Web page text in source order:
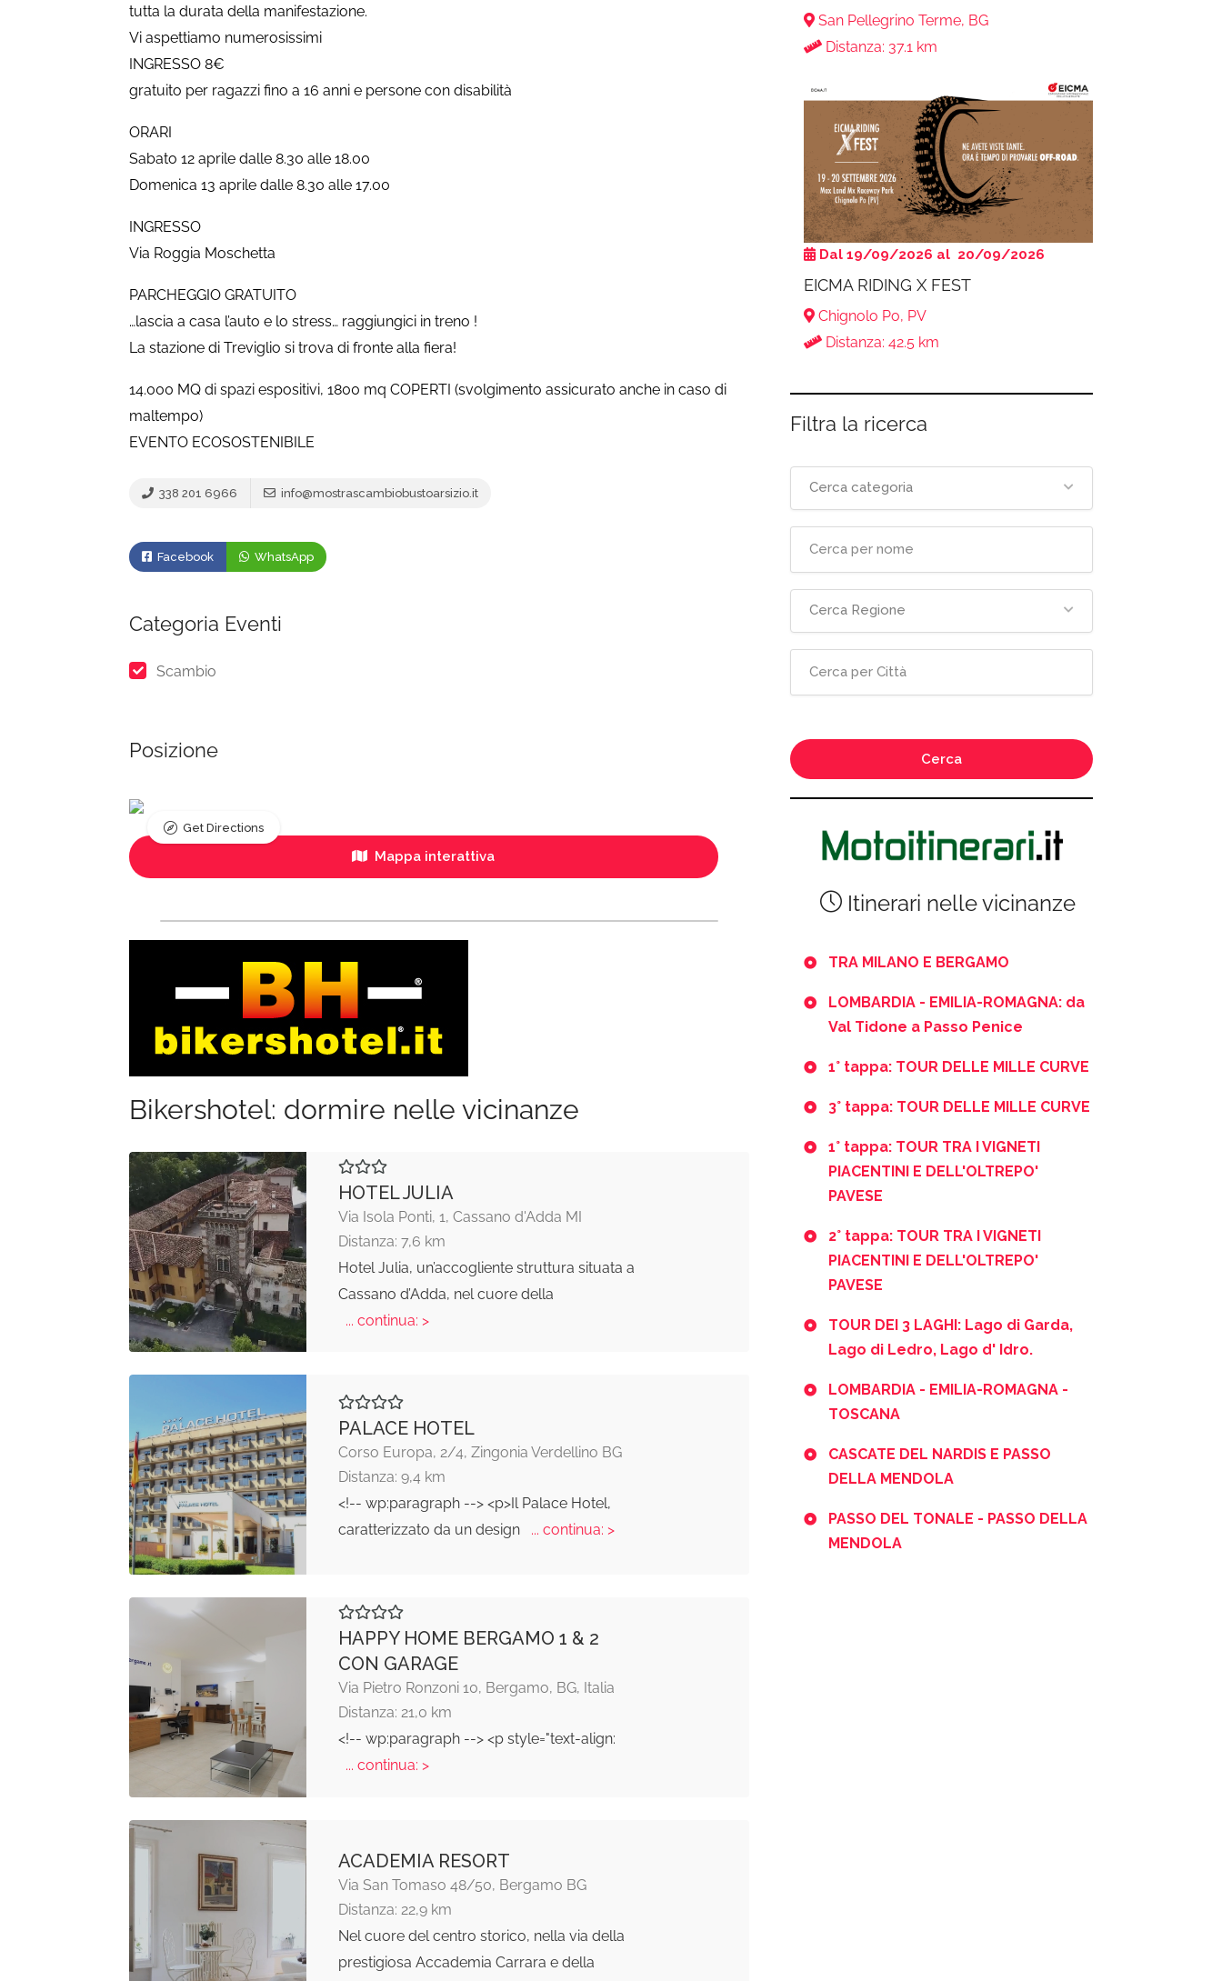
tutta la durata della manifestazione.
Vi aspettiamo numerosissimi
INGRESSO 8€
gratuito per ragazzi fino a 16 anni e persone con disabilità
ORARI
Sabato 12 aprile dalle 8.30 alle 18.00
Domenica 13 aprile dalle 8.30 alle 17.00
INGRESSO
Via Roggia Moschetta
PARCHEGGIO GRATUITO
…lascia a casa l’auto e lo stress… raggiungici in treno !
La stazione di Treviglio si trova di fronte alla fiera!
14.000 MQ di spazi espositivi, 1800 mq COPERTI (svolgimento assicurato anche in caso di
maltempo)
EVENTO ECOSOSTENIBILE
338 201 6966 info@mostrascambiobustoarsizio.it
Facebook WhatsApp
Categoria Eventi
Scambio
Posizione
Mappa interattiva
Get Directions
Bikershotel: dormire nelle vicinanze
HOTEL JULIA
Via Isola Ponti, 1, Cassano d'Adda MI
Distanza: 7,6 km
Hotel Julia, un’accogliente struttura situata a
Cassano d’Adda, nel cuore della
... continua: >
PALACE HOTEL
Corso Europa, 2/4, Zingonia Verdellino BG
Distanza: 9,4 km
<!-- wp:paragraph --> <p>Il Palace Hotel,
caratterizzato da un design
... continua: >
HAPPY HOME BERGAMO 1 & 2
CON GARAGE
Via Pietro Ronzoni 10, Bergamo, BG, Italia
Distanza: 21,0 km
<!-- wp:paragraph --> <p style="text-align:
... continua: >
ACADEMIA RESORT
Via San Tomaso 48/50, Bergamo BG
Distanza: 22,9 km
Nel cuore del centro storico, nella via della
prestigiosa Accademia Carrara e della
San Pellegrino Terme, BG
Distanza: 37.1 km
Dal 19/09/2026 al 20/09/2026
EICMA RIDING X FEST
Chignolo Po, PV
Distanza: 42.5 km
Filtra la ricerca
Cerca categoria
Cerca Regione
Cerca
Itinerari nelle vicinanze
TRA MILANO E BERGAMO
LOMBARDIA - EMILIA-ROMAGNA: da
Val Tidone a Passo Penice
1° tappa: TOUR DELLE MILLE CURVE
3° tappa: TOUR DELLE MILLE CURVE
1° tappa: TOUR TRA I VIGNETI
PIACENTINI E DELL'OLTREPO'
PAVESE
2° tappa: TOUR TRA I VIGNETI
PIACENTINI E DELL'OLTREPO'
PAVESE
TOUR DEI 3 LAGHI: Lago di Garda,
Lago di Ledro, Lago d' Idro.
LOMBARDIA - EMILIA-ROMAGNA -
TOSCANA
CASCATE DEL NARDIS E PASSO
DELLA MENDOLA
PASSO DEL TONALE - PASSO DELLA
MENDOLA